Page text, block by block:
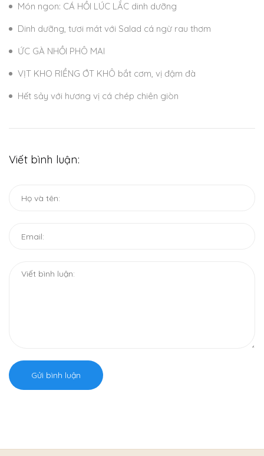
Món ngon: CÁ HỒI LÚC LẮC dinh dưỡng
Dinh dưỡng, tươi mát với Salad cá ngừ rau thơm
ỨC GÀ NHỒI PHÔ MAI
VỊT KHO RIỀNG ỚT KHÔ bắt cơm, vị đậm đà
Hết sảy với hương vị cá chép chiên giòn
Viết bình luận:
Gửi bình luận